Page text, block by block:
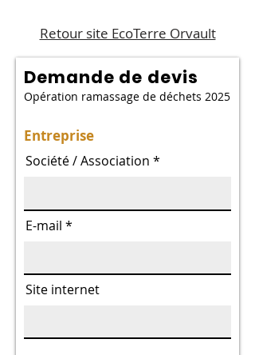
Retour site EcoTerre Orvault
Demande de devis
Opération ramassage de déchets 2025
Entreprise
Société / Association
E-mail
Site internet